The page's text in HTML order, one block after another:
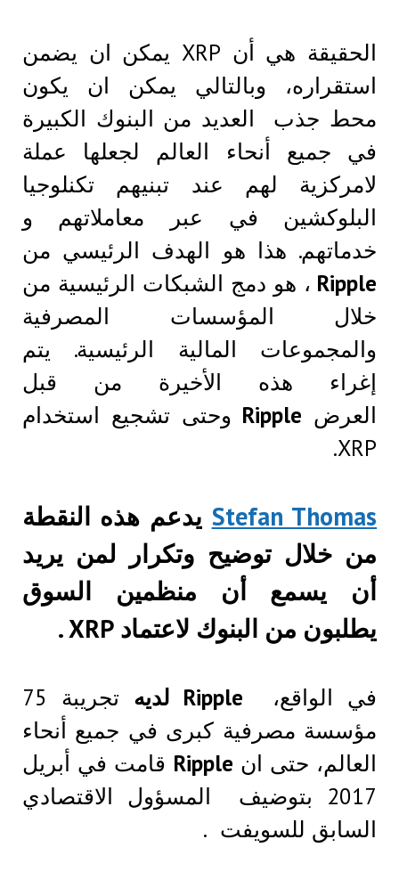
الحقيقة هي أن XRP يمكن ان يضمن
استقراره، وبالتالي يمكن ان يكون
محط جذب العديد من البنوك الكبيرة
في جميع أنحاء العالم لجعلها عملة
لامركزية لهم عند تبنيهم تكنلوجيا
البلوكشين في عبر معاملاتهم و
خدماتهم. هذا هو الهدف الرئيسي من
Ripple ، هو دمج الشبكات الرئيسية من
خلال المؤسسات المصرفية
والمجموعات المالية الرئيسية. يتم
إغراء هذه الأخيرة من قبل
العرض Ripple وحتى تشجيع استخدام
XRP.
Stefan Thomas يدعم هذه النقطة
من خلال توضيح وتكرار لمن يريد
أن يسمع أن منظمين السوق
يطلبون من البنوك لاعتماد XRP .
في الواقع، Ripple لديه
تجريبة 75
مؤسسة مصرفية كبرى في جميع أنحاء
العالم، حتى ان Ripple قامت في أبريل
2017 بتوضيف المسؤول الاقتصادي
السابق للسويفت .